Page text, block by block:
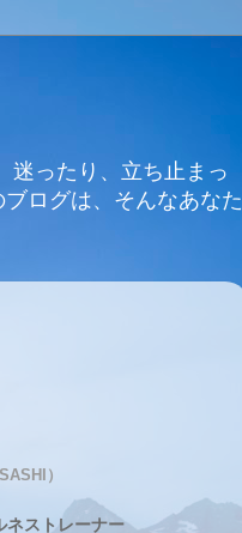
迷ったり、立ち止まっ
ログは、そんなあなた
）
ネストレーナー